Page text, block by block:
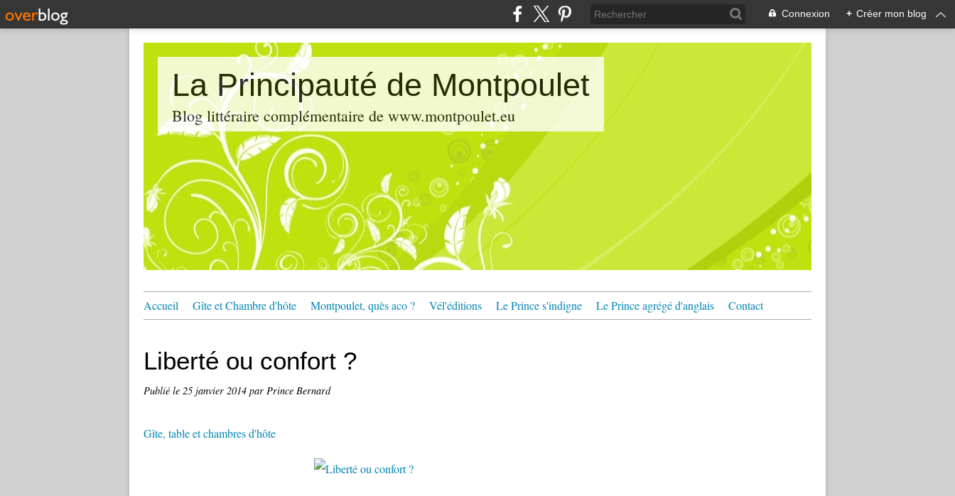
Connexion + Créer mon blog
La Principauté de Montpoulet
Blog littéraire complémentaire de www.montpoulet.eu
Accueil Gîte et Chambre d'hôte Montpoulet, quès aco ? Vél'éditions Le Prince s'indigne Le Prince agrégé d'anglais Contact
Liberté ou confort ?
Publié le 25 janvier 2014 par Prince Bernard
Gîte, table et chambres d'hôte